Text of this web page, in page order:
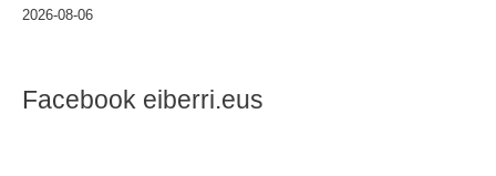
2026-08-06
Facebook eiberri.eus